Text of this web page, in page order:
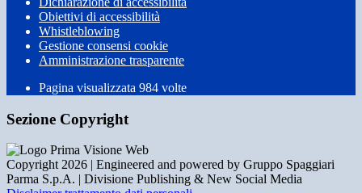
Obiettivi di accessibilità
Whistleblowing
Gestione consensi cookie
Amministrazione trasparente
Pagina visualizzata 984 volte
Sezione Copyright
Copyright 2026 | Engineered and powered by Gruppo Spaggiari
Parma S.p.A. | Divisione Publishing & New Social Media